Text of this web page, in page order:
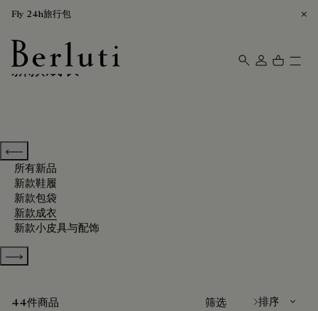
Fly 24h旅行包
Berluti homepage
新款成衣
Previous categories
所有新品
新款鞋履
新款包袋
新款成衣
新款小皮具与配饰
Show more categories
44件商品 筛选